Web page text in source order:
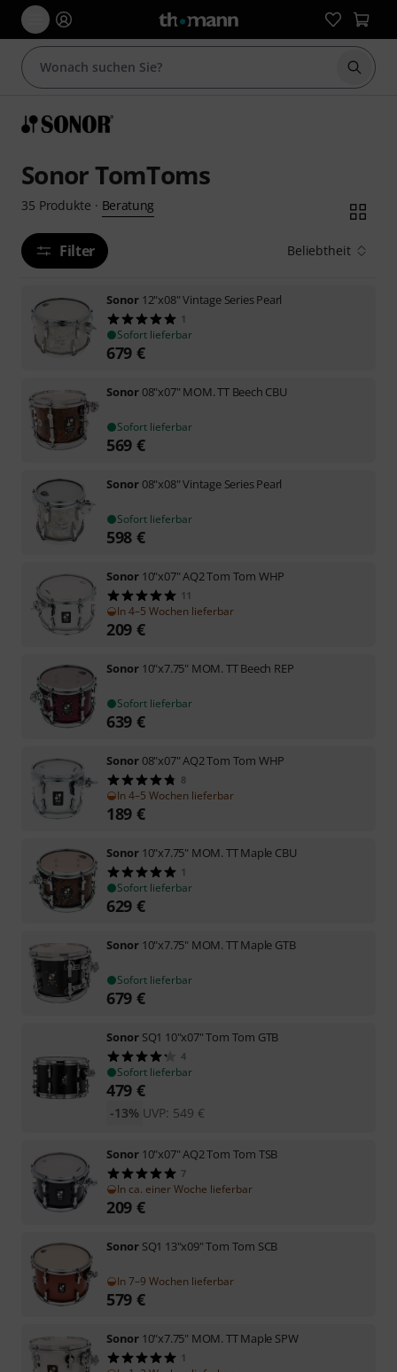
Suche
Sonor TomToms
35 Produkte · Beratung
Filter Beliebtheit
Sonor 12"x08" Vintage Series Pearl
1
Sofort lieferbar
679 €
Sonor 08"x07" MOM. TT Beech CBU
Sofort lieferbar
569 €
Sonor 08"x08" Vintage Series Pearl
Sofort lieferbar
598 €
Sonor 10"x07" AQ2 Tom Tom WHP
11
In 4–5 Wochen lieferbar
209 €
Sonor 10"x7.75" MOM. TT Beech REP
Sofort lieferbar
639 €
Sonor 08"x07" AQ2 Tom Tom WHP
8
In 4–5 Wochen lieferbar
189 €
Sonor 10"x7.75" MOM. TT Maple CBU
1
Sofort lieferbar
629 €
Sonor 10"x7.75" MOM. TT Maple GTB
Sofort lieferbar
679 €
Sonor SQ1 10"x07" Tom Tom GTB
4
Sofort lieferbar
479 €
UVP: 549 €
-13%
Sonor 10"x07" AQ2 Tom Tom TSB
7
In ca. einer Woche lieferbar
209 €
Sonor SQ1 13"x09" Tom Tom SCB
In 7–9 Wochen lieferbar
579 €
Sonor 10"x7.75" MOM. TT Maple SPW
1